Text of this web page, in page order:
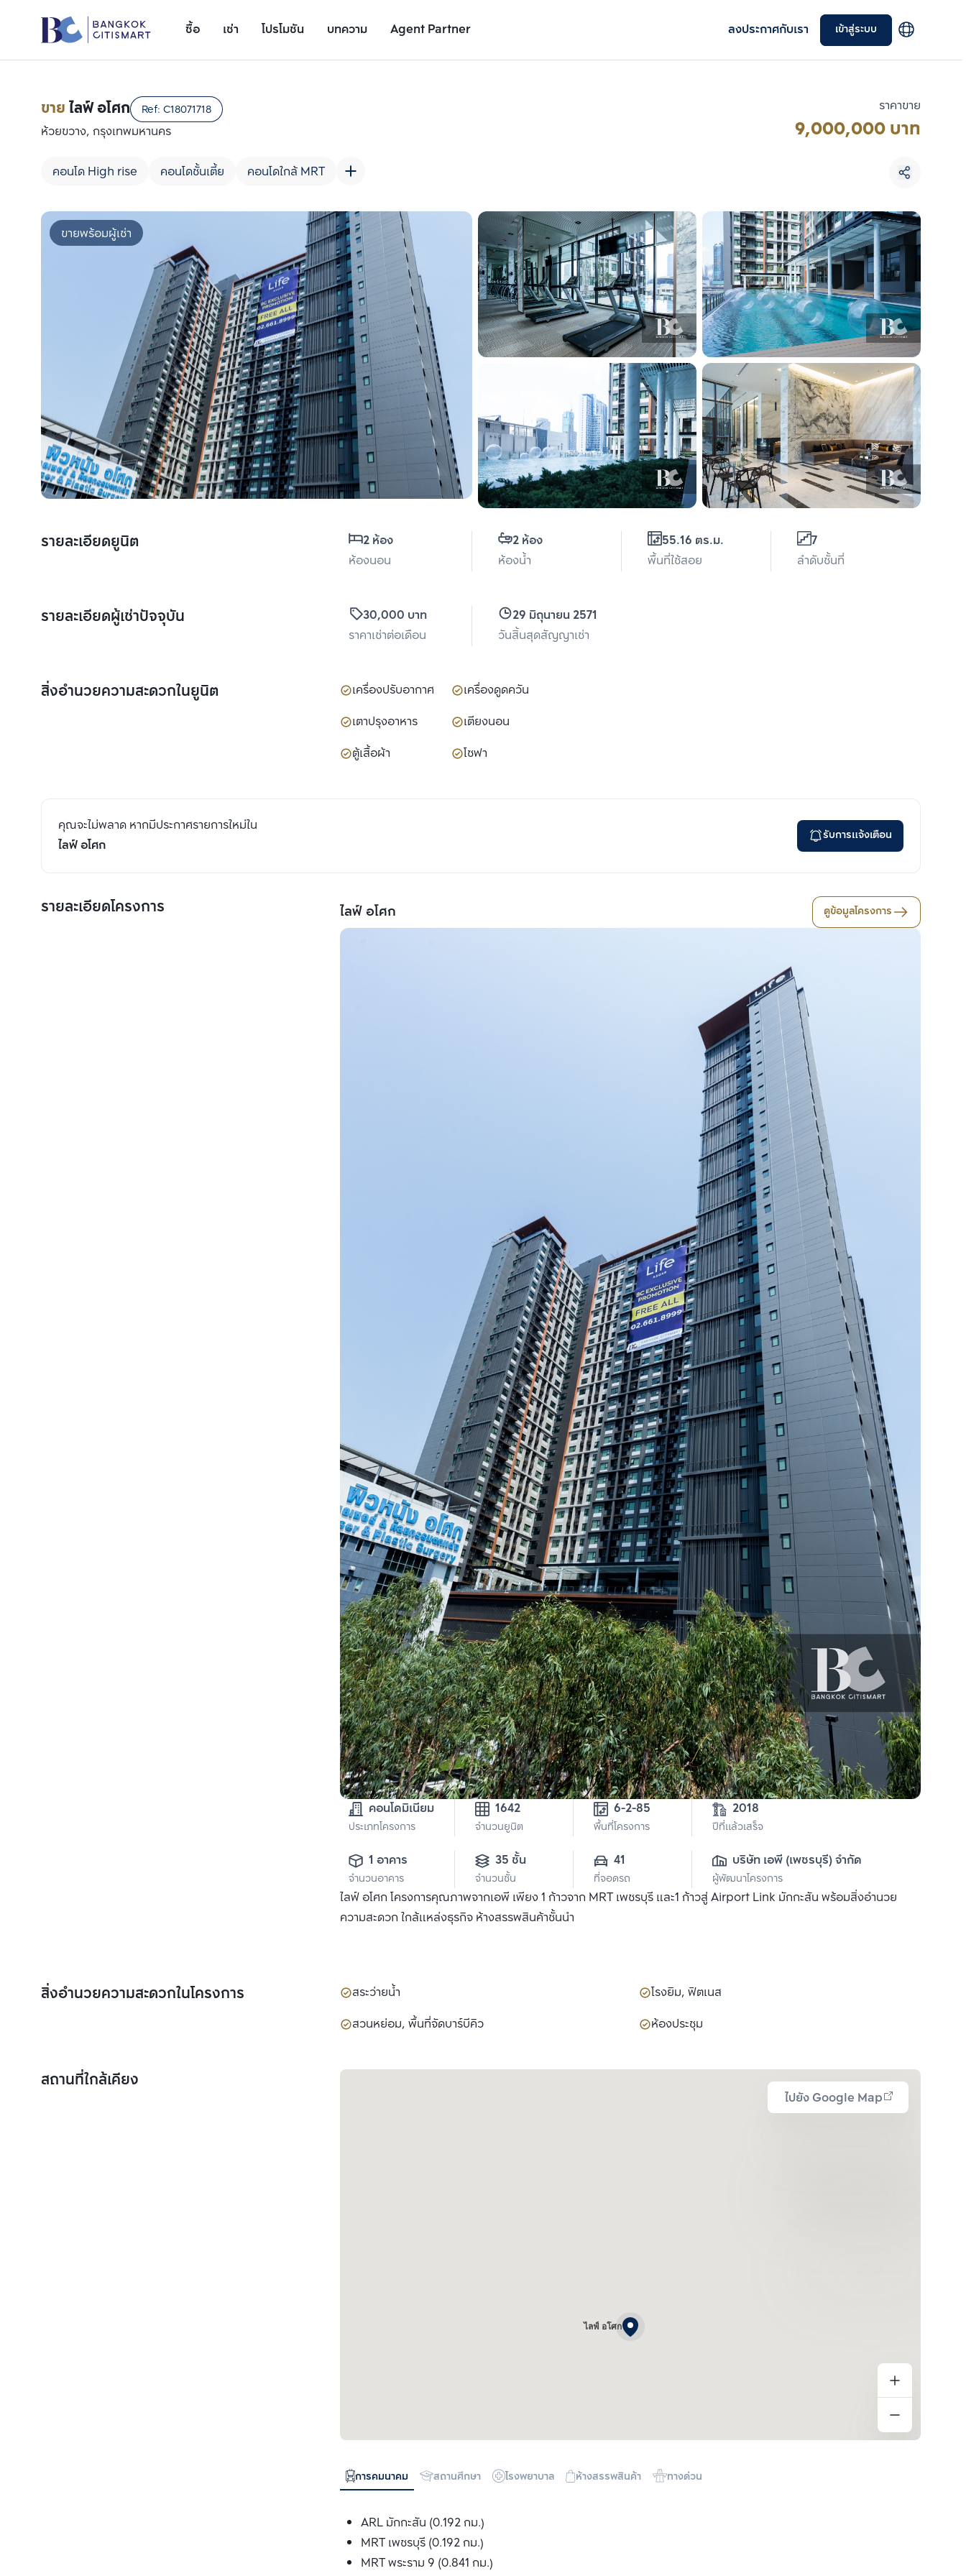
ซื้อ เช่า โปรโมชัน บทความ Agent Partner ลงประกาศกับเรา เข้าสู่ระบบ
รายละเอียดยูนิต
ขายไลฟ์ อโศก Ref: C18071718
ห้วยขวาง, กรุงเทพมหานคร
คอนโด High rise คอนโดชั้นเตี้ย คอนโดใกล้ MRT
ราคาขาย
9,000,000 บาท
ขายพร้อมผู้เช่า
รายละเอียดยูนิต
2 ห้อง
ห้องนอน
2 ห้อง
ห้องน้ำ
55.16 ตร.ม.
พื้นที่ใช้สอย
7
ลำดับชั้นที่
รายละเอียดผู้เช่าปัจจุบัน
30,000 บาท
ราคาเช่าต่อเดือน
29 มิถุนายน 2571
วันสิ้นสุดสัญญาเช่า
สิ่งอำนวยความสะดวกในยูนิต เครื่องปรับอากาศ
เครื่องดูดควัน
เตาปรุงอาหาร
เตียงนอน
ตู้เสื้อผ้า
โซฟา
คุณจะไม่พลาด หากมีประกาศรายการใหม่ใน
ไลฟ์ อโศก
รับการแจ้งเตือน
รายละเอียดโครงการ ไลฟ์ อโศก ดูข้อมูลโครงการ
คอนโดมิเนียม
ประเภทโครงการ
1642
จำนวนยูนิต
6-2-85
พื้นที่โครงการ
2018
ปีที่แล้วเสร็จ
1 อาคาร
จำนวนอาคาร
35 ชั้น
จำนวนชั้น
41
ที่จอดรถ
บริษัท เอพี (เพชรบุรี) จำกัด
ผู้พัฒนาโครงการ
ไลฟ์ อโศก โครงการคุณภาพจากเอพี เพียง 1 ก้าวจาก MRT เพชรบุรี และ1 ก้าวสู่ Airport Link มักกะสัน พร้อมสิ่งอำนวย
ความสะดวก ใกล้แหล่งธุรกิจ ห้างสรรพสินค้าชั้นนำ
สิ่งอำนวยความสะดวกในโครงการ สระว่ายน้ำ
โรงยิม, ฟิตเนส
สวนหย่อม, พื้นที่จัดบาร์บีคิว
ห้องประชุม
สถานที่ใกล้เคียง
ไปยัง Google Map
ไลฟ์ อโศก
การคมนาคม สถานศึกษา โรงพยาบาล ห้างสรรพสินค้า ทางด่วน
ARL มักกะสัน (0.192 กม.)
MRT เพชรบุรี (0.192 กม.)
MRT พระราม 9 (0.841 กม.)
เพิ่มยูนิตเปรียบเทียบ
รายการที่ 1
เพิ่มยูนิตเปรียบเทียบ
รายการที่ 2
เพิ่มยูนิตเปรียบเทียบ
รายการที่ 3
เลือกยูนิตเพื่อเปรียบเทียบ
เลือกได้สูงสุด 3 รายการ
เปรียบเทียบ
ลบทั้งหมด